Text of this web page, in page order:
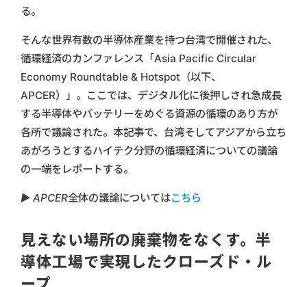
る。
そんな世界有数の半導体産業を持つ台湾で開催された、
循環経済のカンファレンス「Asia Pacific Circular
Economy Roundtable & Hotspot（以下、
APCER）」。ここでは、デジタル化に後押しされ急成長
する半導体やバッテリーをめぐる資源の循環のあり方が
各所で議論された。本記事で、台湾そしてアジアから立ち
あがろうとするハイテク分野の循環経済についての議論
の一端をレポートする。
▶︎ APCER全体の議論についてはこちら
見えない場所の廃棄物をなくす。半
導体工場で実現したクローズド・ル
ープ